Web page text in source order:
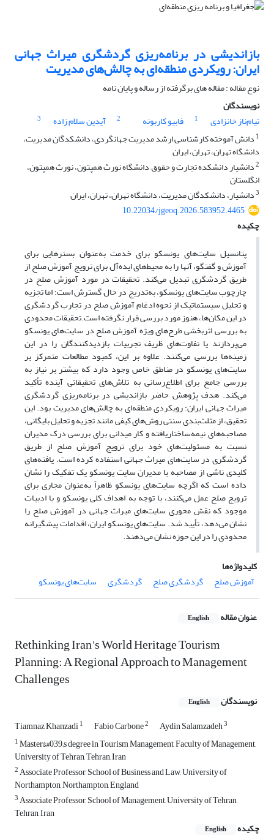
بازاندیشی در برنامه‌ریزی گردشگری میراث جهانی
ایران: رویکردی منطقه‌ای به چالش‌های مدیریت
نوع مقاله : مقاله های برگرفته از رساله و پایان نامه
نویسندگان
تیام‌ناز خانزادی
1 فابیو کاربونه 2 آیدین سلام زاده
3
1 دانش آموخته کارشناسی ارشد مدیریت جهانگردی، دانشکدگان مدیریت،
دانشگاه تهران، تهران، ایران
2دانشیار دانشکده تجارت و حقوق, دانشگاه نورث همپتون، نورث همپتون،
انگلستان
3دانشیار، دانشکدگان مدیریت، دانشگاه تهران، تهران، ایران
10.22034/jgeoq.2026.583952.4465
چکیده
پتانسیل سایت‌های یونسکو برای خدمت به‌عنوان بسترهایی برای
آموزش و گفتگو، آنها را به محیط‌های ایده‌آل برای ترویج آموزش صلح از
طریق گردشگری تبدیل می‌کند. تحقیقات در مورد آموزش صلح در
چارچوب سایت‌های یونسکو، به‌تدریج در حال گسترش است؛ اما تجزیه
و تحلیل سیستماتیک از نحوه ادغام آموزش صلح در تجارب گردشگری
در این مکان‌ها، هنوز مورد بررسی قرار نگرفته است.تحقیقات محدودی
به بررسی اثربخشی طرح‌های ویژه آموزش صلح در سایت‌های یونسکو
می‌پردازند یا تفاوت‌های ظریف تجربیات بازدیدکنندگان را در این
زمینه‌ها بررسی می‌کنند. علاوه بر این، کمبود مطالعات متمرکز بر
سایت‌های یونسکو در مناطق خاص وجود دارد که بیشتر بر نیاز به
بررسی جامع برای اطلاع‌رسانی به تلاش‌های تحقیقاتی آینده تأکید
می‌کند. هدف پژوهش حاضر بازاندیشی در برنامه‌ریزی گردشگری
میراث جهانی ایران: رویکردی منطقه‌ای به چالش‌های مدیریت بود. این
تحقیق، از مثلث‌بندی سنتی روش‌های کیفی مانند تجزیه و تحلیل بایگانی،
مصاحبه‌های نیمه‌ساختاریافته و کار میدانی برای بررسی درک مدیران
نسبت به مسئولیت‌های خود برای ترویج آموزش صلح از طریق
گردشگری در سایت‌های میراث جهانی استفاده کرده است. یافته‌های
کلیدی ناشی از مصاحبه با مدیران سایت یونسکو یک تفکیک را نشان
داده است که اگرچه سایت‌های یونسکو ظاهراً به‌عنوان مجاری برای
ترویج صلح عمل می‌کنند، با توجه به اهداف کلی یونسکو و با ادبیات
موجود که نقش محوری سایت‌های میراث جهانی در آموزش صلح را
نشان می‌دهد، تأیید شد. سایت‌های یونسکو ایران، اقدامات پیشگیرانه
محدودی را در این حوزه نشان می‌دهند.
کلیدواژه‌ها
آموزش صلح
گردشگری صلح گردشگری سایت‌های یونسکو
عنوان مقاله English
Rethinking Iran's World Heritage Tourism
Planning: A Regional Approach to Management
Challenges
نویسندگان English
Tiamnaz Khanzadi1 Fabio Carbone2 Aydin Salamzadeh3
1Master&#039;s degree in Tourism Management, Faculty of Management,
University of Tehran, Tehran, Iran
2Associate Professor, School of Business and Law, University of
Northampton, Northampton, England
3Associate Professor, School of Management, University of Tehran,
Tehran, Iran
چکیده
English